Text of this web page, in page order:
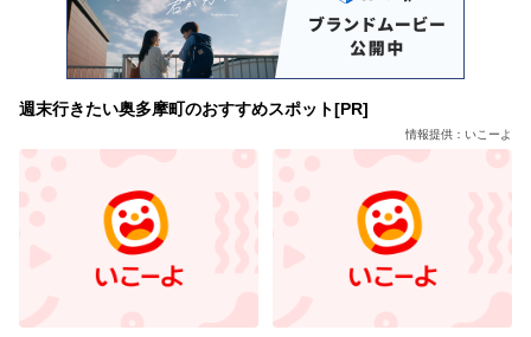
週末行きたい奥多摩町のおすすめスポット[PR]
情報提供：いこーよ